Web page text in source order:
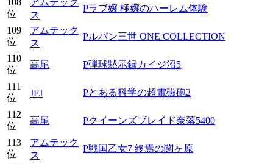
位
ス
Pラブ嬢 極嬢のハーレム体験
109
位
アムテック
ス
Pルパン三世 ONE COLLECTION
110
位
高尾 P弾球黙示録カイジ沼5
111
位
JFJ Pとある科学の超電磁砲2
112
位
高尾 Pクイーンズブレイド奈落5400
113
位
アムテック
ス
P戦国乙女7 終焉の関ヶ原